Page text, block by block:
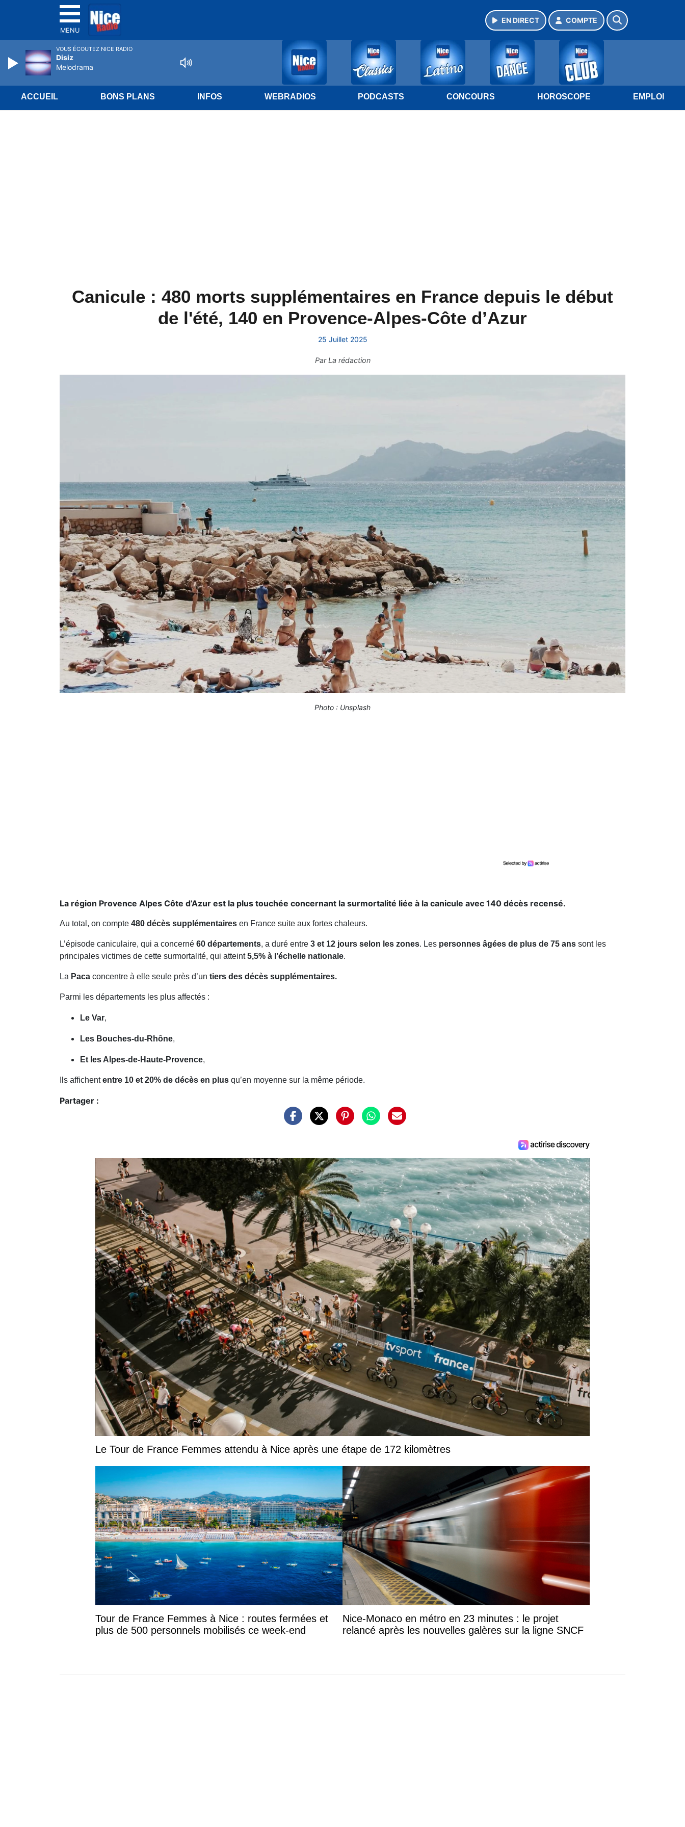
MENU
EN DIRECT COMPTE
ACCUEIL BONS PLANS INFOS WEBRADIOS PODCASTS CONCOURS HOROSCOPE EMPLOI
Canicule : 480 morts supplémentaires en France depuis le début
de l'été, 140 en Provence-Alpes-Côte d’Azur
25 Juillet 2025
ParLa rédaction
Photo : Unsplash
La région Provence Alpes Côte d’Azur est la plus touchée concernant la surmortalité liée à la canicule avec 140 décès recensé.
Au total, on compte 480 décès supplémentaires en France suite aux fortes chaleurs.
L’épisode caniculaire, qui a concerné 60 départements, a duré entre 3 et 12 jours selon les zones. Les personnes âgées de plus de 75 ans sont les
principales victimes de cette surmortalité, qui atteint5,5% à l’échelle nationale.
La Paca concentre à elle seule près d’un tiers des décès supplémentaires.
Parmi les départements les plus affectés :
Le Var,
Les Bouches-du-Rhône,
Et les Alpes-de-Haute-Provence,
Ils affichententre 10 et 20% de décès en plus qu’en moyenne sur la même période.
Partager :
Le Tour de France Femmes attendu à Nice après une étape de 172 kilomètres
Tour de France Femmes à Nice : routes fermées et
plus de 500 personnels mobilisés ce week-end
Nice-Monaco en métro en 23 minutes : le projet
relancé après les nouvelles galères sur la ligne SNCF
VOUS ÉCOUTEZ NICE RADIO
Disiz
Melodrama